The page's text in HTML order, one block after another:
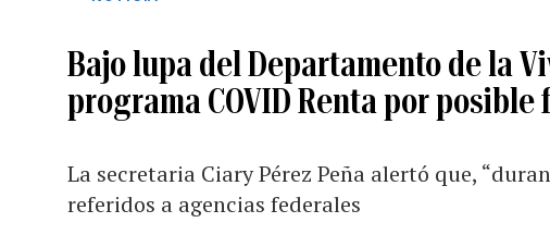
Bajo lupa del Departamento de la
programa COVID Renta por posible
La secretaria Ciary Pérez Peña alertó que,
referidos a agencias federales